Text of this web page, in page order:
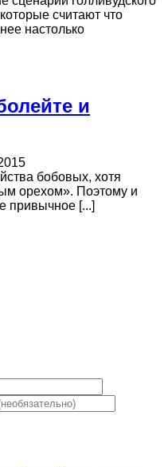
считают что
настолько
и
бобовых, хотя
орехом». Поэтому и
привычное [...]